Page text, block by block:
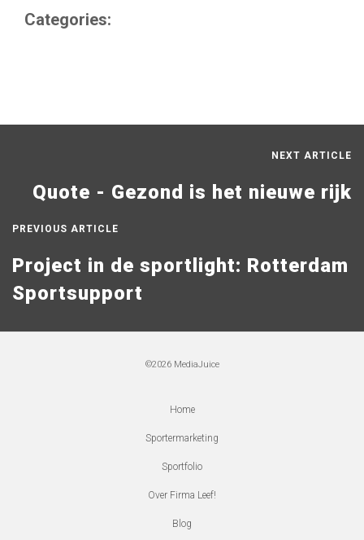
Categories:
NEXT ARTICLE
Quote - Gezond is het nieuwe rijk
PREVIOUS ARTICLE
Project in de sportlight: Rotterdam
Sportsupport
©2026 MediaJuice
Home
Sportermarketing
Sportfolio
Over Firma Leef!
Blog